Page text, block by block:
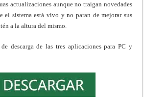
actualizaciones aunque no traigan novedades
el sistema está vivo y no paran de mejorar sus
a la altura del mismo.
descarga de las tres aplicaciones para PC y